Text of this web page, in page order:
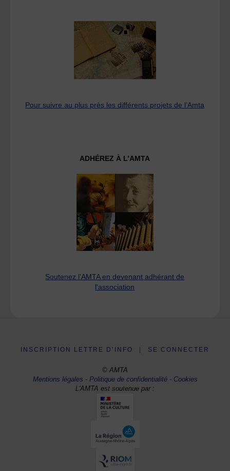
Pour suivre au plus près les différents projets de l’Amta
ADHÉREZ À L’AMTA
Soutenez l'AMTA en devenant adhérant de
l'association
INSCRIPTION LETTRE D’INFO SE CONNECTER
© AMTA
Mentions légales -Politique de confidentialité- Cookies
L'AMTA est soutenue par :